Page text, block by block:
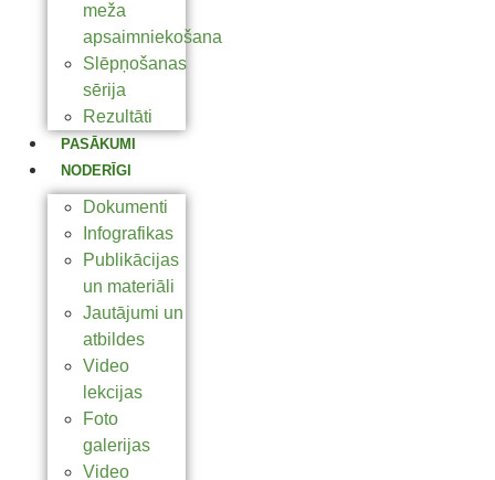
meža
apsaimniekošana
Slēpņošanas
sērija
Rezultāti
PASĀKUMI
NODERĪGI
Dokumenti
Infografikas
Publikācijas
un materiāli
Jautājumi un
atbildes
Video
lekcijas
Foto
galerijas
Video